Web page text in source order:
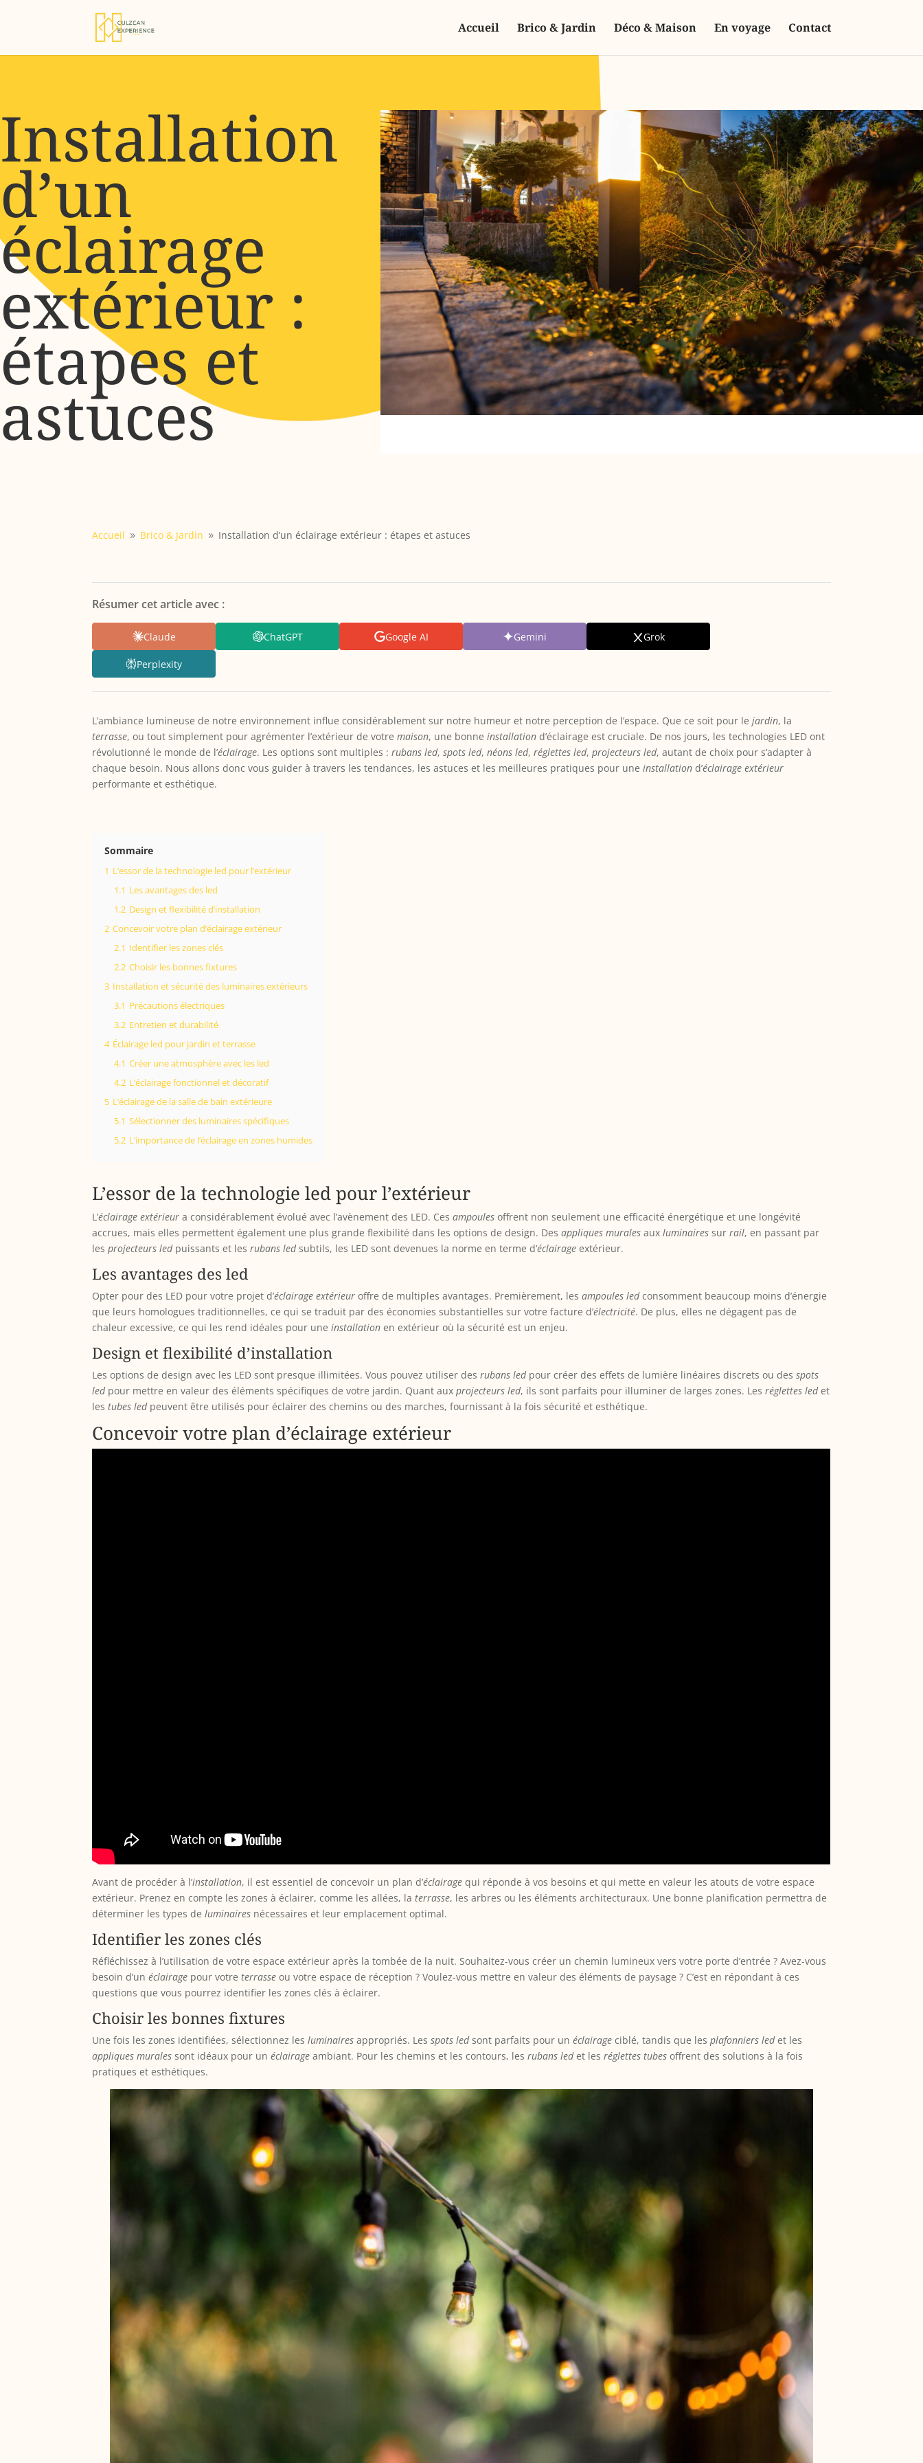
Accueil Brico & Jardin Déco & Maison En voyage Contact
Installation
d’un
éclairage
extérieur :
étapes et
astuces
Accueil 9 Brico & Jardin 9 Installation d’un éclairage extérieur : étapes et astuces
Résumer cet article avec :
Claude ChatGPT Google AI Gemini Grok
Perplexity
L’ambiance lumineuse de notre environnement influe considérablement sur notre humeur et notre perception de l’espace. Que ce soit pour lejardin, la
terrasse, ou tout simplement pour agrémenter l’extérieur de votremaison, une bonneinstallation d’éclairage est cruciale. De nos jours, les technologies LED ont
révolutionné le monde de l’éclairage. Les options sont multiples :rubans led,spots led,néons led,réglettes led,projecteurs led, autant de choix pour s’adapter à
chaque besoin. Nous allons donc vous guider à travers les tendances, les astuces et les meilleures pratiques pour uneinstallation d’éclairage extérieur
performante et esthétique.
Sommaire
1 L’essor de la technologie led pour l’extérieur
1.1 Les avantages des led
1.2 Design et flexibilité d’installation
2 Concevoir votre plan d’éclairage extérieur
2.1 Identifier les zones clés
2.2 Choisir les bonnes fixtures
3 Installation et sécurité des luminaires extérieurs
3.1 Précautions électriques
3.2 Entretien et durabilité
4 Éclairage led pour jardin et terrasse
4.1 Créer une atmosphère avec les led
4.2 L’éclairage fonctionnel et décoratif
5 L’éclairage de la salle de bain extérieure
5.1 Sélectionner des luminaires spécifiques
5.2 L’importance de l’éclairage en zones humides
L’essor de la technologie led pour l’extérieur
L’éclairage extérieur a considérablement évolué avec l’avènement des LED. Cesampoules offrent non seulement une efficacité énergétique et une longévité
accrues, mais elles permettent également une plus grande flexibilité dans les options de design. Desappliques murales auxluminaires surrail, en passant par
lesprojecteurs ledpuissants et lesrubans ledsubtils, les LED sont devenues la norme en terme d’éclairage extérieur.
Les avantages des led
Opter pour des LED pour votre projet d’éclairage extérieur offre de multiples avantages. Premièrement, lesampoules ledconsomment beaucoup moins d’énergie
que leurs homologues traditionnelles, ce qui se traduit par des économies substantielles sur votre facture d’électricité. De plus, elles ne dégagent pas de
chaleur excessive, ce qui les rend idéales pour uneinstallation en extérieur où la sécurité est un enjeu.
Design et flexibilité d’installation
Les options de design avec les LED sont presque illimitées. Vous pouvez utiliser desrubans ledpour créer des effets de lumière linéaires discrets ou desspots
ledpour mettre en valeur des éléments spécifiques de votre jardin. Quant auxprojecteurs led, ils sont parfaits pour illuminer de larges zones. Lesréglettes ledet
lestubes ledpeuvent être utilisés pour éclairer des chemins ou des marches, fournissant à la fois sécurité et esthétique.
Concevoir votre plan d’éclairage extérieur
Avant de procéder à l’installation, il est essentiel de concevoir un plan d’éclairage qui réponde à vos besoins et qui mette en valeur les atouts de votre espace
extérieur. Prenez en compte les zones à éclairer, comme les allées, laterrasse, les arbres ou les éléments architecturaux. Une bonne planification permettra de
déterminer les types deluminaires nécessaires et leur emplacement optimal.
Identifier les zones clés
Réfléchissez à l’utilisation de votre espace extérieur après la tombée de la nuit. Souhaitez-vous créer un chemin lumineux vers votre porte d’entrée ? Avez-vous
besoin d’unéclairage pour votreterrasse ou votre espace de réception ? Voulez-vous mettre en valeur des éléments de paysage ? C’est en répondant à ces
questions que vous pourrez identifier les zones clés à éclairer.
Choisir les bonnes fixtures
Une fois les zones identifiées, sélectionnez lesluminaires appropriés. Lesspots ledsont parfaits pour unéclairage ciblé, tandis que lesplafonniers ledet les
appliques murales sont idéaux pour unéclairage ambiant. Pour les chemins et les contours, lesrubans ledet lesréglettes tubes offrent des solutions à la fois
pratiques et esthétiques.